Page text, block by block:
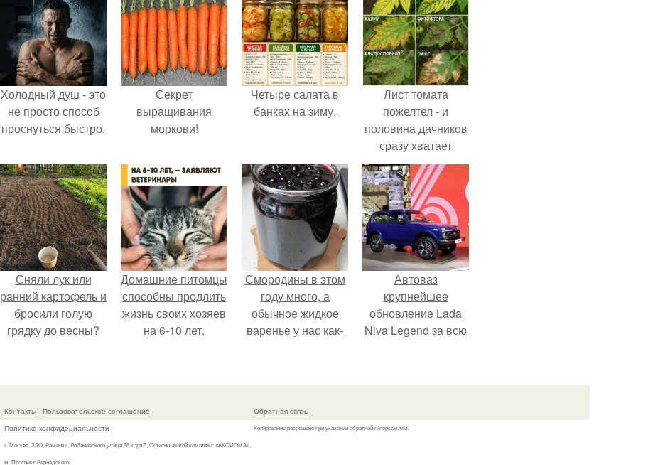
Холодный душ - это
не просто способ
проснуться быстро.
Секрет
выращивания
моркови!
Четыре салата в
банках на зиму.
Лист томата
пожелтел - и
половина дачников
сразу хватает
удобрение.
Сняли лук или
ранний картофель и
бросили голую
грядку до весны?
Домашние питомцы
способны продлить
жизнь своих хозяев
на 6-10 лет.
Смородины в этом
году много, а
обычное жидкое
варенье у нас как-
Автоваз
крупнейшее
обновление Lada
Niva Legend за всю
Контакты
Пользовательское соглашение
Политика конфидециальности
г. Москва, ЗАО, Раменки, Лобачевского улица 98 корп.3, Офисно-жилой комплекс «АКСИОМА»,
м. Проспект Вернадского
Обратная связь
Копирование разрешено при указании обратной гиперссылки.